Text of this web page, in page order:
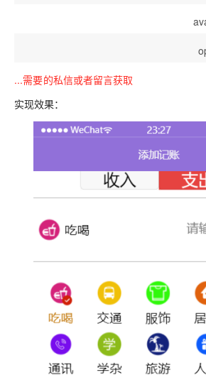
...需要的私信或者留言获取
实现效果：